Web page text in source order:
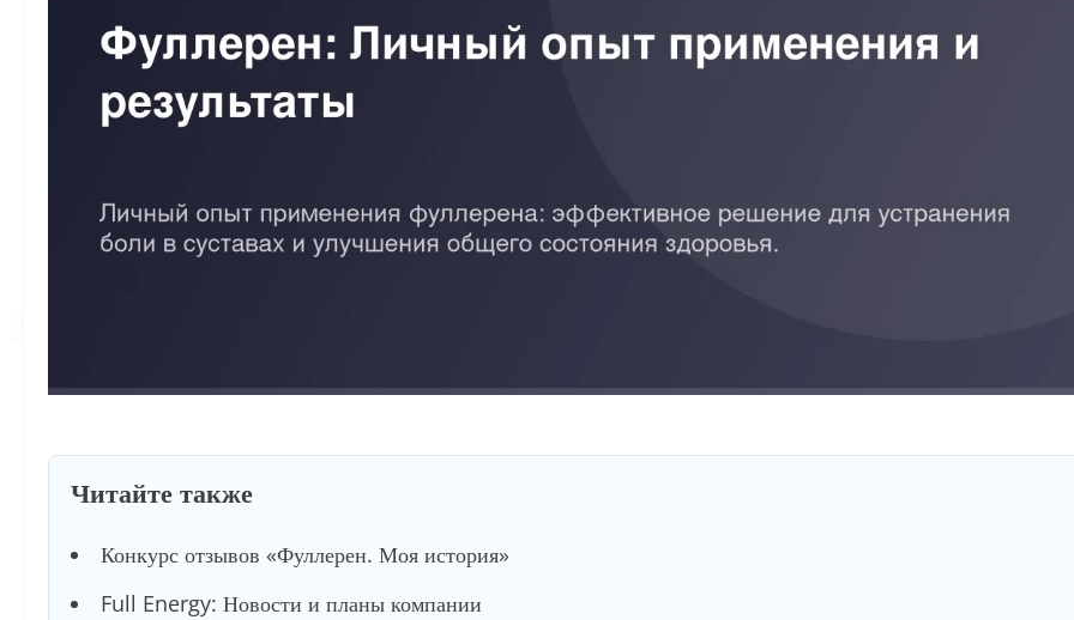
Читайте также
Конкурс отзывов «Фуллерен. Моя история»
Full Energy: Новости и планы компании